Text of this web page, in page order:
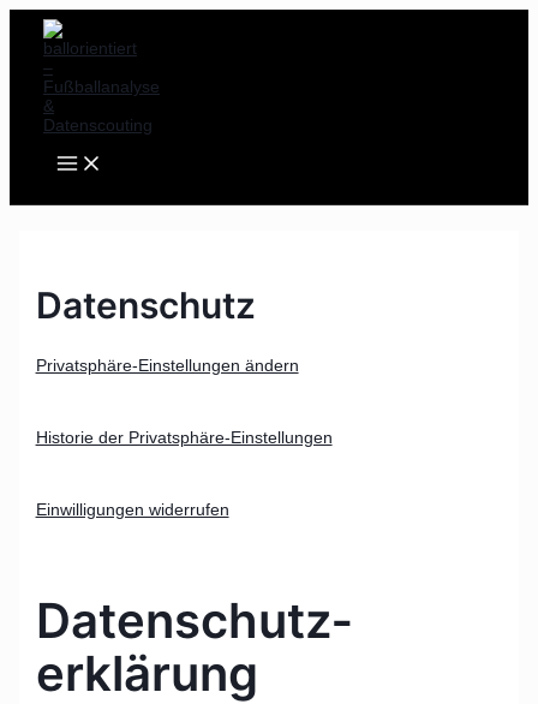
Zum
Inhalt
springen
MENU
Datenschutz
Privatsphäre-Einstellungen ändern
Historie der Privatsphäre-Einstellungen
Einwilligungen widerrufen
Datenschutz­
erklärung